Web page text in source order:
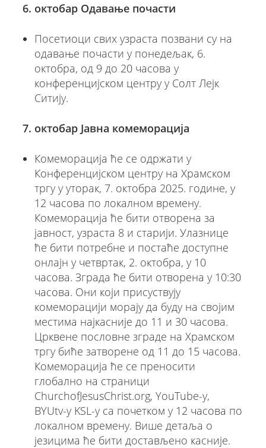
6. октобар Одавање почасти
Посетиоци свих узраста позвани су на
одавање почасти у понедељак, 6.
октобра, од 9 до 20 часова у
конференцијском центру у Солт Лејк
Ситију.
7. октобар Јавна комеморација
Комеморација ће се одржати у
Конференцијском центру на Храмском
тргу у уторак, 7. октобра 2025. године, у
12 часова по локалном времену.
Комеморација ће бити отворена за
јавност, узраста 8 и старији. Улазнице
ће бити потребне и постаће доступне
онлајн у четвртак, 2. октобра, у 10
часова. Зграда ће бити отворена у 10:30
часова. Они који присуствују
комеморацији морају да буду на својим
местима најкасније до 11 и 30 часова.
Црквене пословне зграде на Храмском
тргу биће затворене од 11 до 15 часова.
Комеморација ће се преносити
глобално на страници
ChurchofJesusChrist.org, YouTube-у,
BYUtv-у KSL-у са почетком у 12 часова по
локалном времену. Више детаља о
језицима ће бити достављено касније.